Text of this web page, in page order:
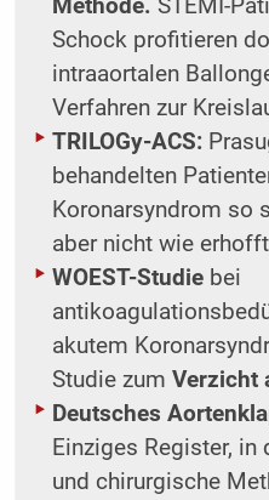
Methode. STEMI-
Schock profitieren
intraaortalen
Verfahren zur
TRILOGy-ACS:
behandelten
Koronarsyndrom so
aber nicht wie
WOEST-Studie bei
akutem
Studie zum Verzicht
Deutsches
Einziges Register,
und chirurgische